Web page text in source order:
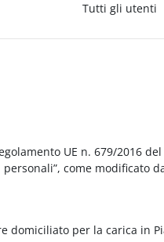
Tutti gli utenti
UE n. 679/2016
come modificato
per la carica in